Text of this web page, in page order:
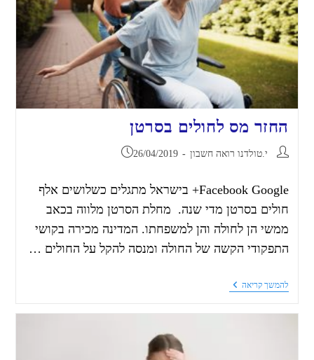
החזר מס לחולים בסרטן
י.טולדנו רואה חשבון 26/04/2019
Facebook Google+ בישראל מתגלים כשלושים אלף
חולים בסרטן מדי שנה. מחלת הסרטן מלווה בכאב
ממשי הן לחולה והן למשפחתו. המדינה מכירה בקושי
התפקודי הקשה של החולה ומנסה להקל על החולים …
להמשך קריאה